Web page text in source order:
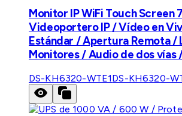
Monitor IP WiFi Touch Screen
Videoportero IP / Vídeo en
Estándar / Apertura Remota /
Monitores / Audio de dos vías
DS-KH6320-WTE1DS-KH6320-